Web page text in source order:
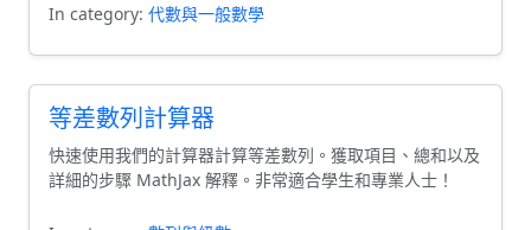
In category: 代數與一般數學
等差數列計算器
快速使用我們的計算器計算等差數列。獲取項目、總和以及
詳細的步驟 MathJax 解釋。非常適合學生和專業人士！